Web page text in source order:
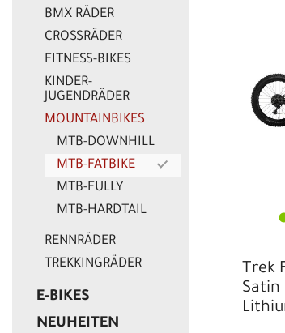
BMX RÄDER
CROSSRÄDER
FITNESS-BIKES
KINDER-
JUGENDRÄDER
MOUNTAINBIKES
MTB-DOWNHILL
MTB-FATBIKE
MTB-FULLY
MTB-HARDTAIL
RENNRÄDER
TREKKINGRÄDER
E-BIKES
NEUHEITEN
Trek
Satin